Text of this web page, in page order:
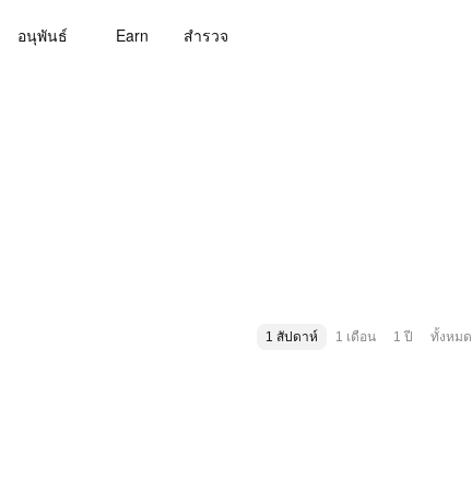
อนุพันธ์ Earn สํารวจ
1 สัปดาห์ 1 เดือน 1 ปี ทั้งหมด